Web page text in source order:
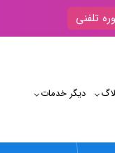
تلفنی
دیگر خدمات